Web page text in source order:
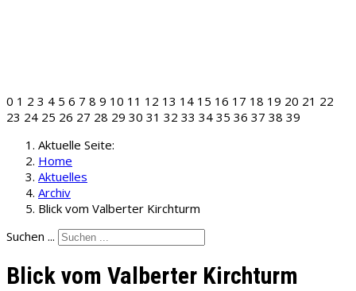
0 1 2 3 4 5 6 7 8 9 10 11 12 13 14 15 16 17 18 19 20 21 22
23 24 25 26 27 28 29 30 31 32 33 34 35 36 37 38 39
Aktuelle Seite:
Home
Aktuelles
Archiv
Blick vom Valberter Kirchturm
Suchen ...
Blick vom Valberter Kirchturm